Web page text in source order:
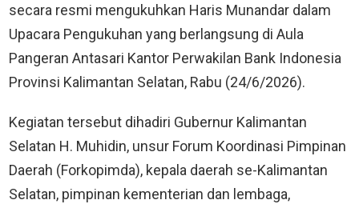
secara resmi mengukuhkan Haris Munandar dalam
Upacara Pengukuhan yang berlangsung di Aula
Pangeran Antasari Kantor Perwakilan Bank Indonesia
Provinsi Kalimantan Selatan, Rabu (24/6/2026).
Kegiatan tersebut dihadiri Gubernur Kalimantan
Selatan H. Muhidin, unsur Forum Koordinasi Pimpinan
Daerah (Forkopimda), kepala daerah se-Kalimantan
Selatan, pimpinan kementerian dan lembaga,